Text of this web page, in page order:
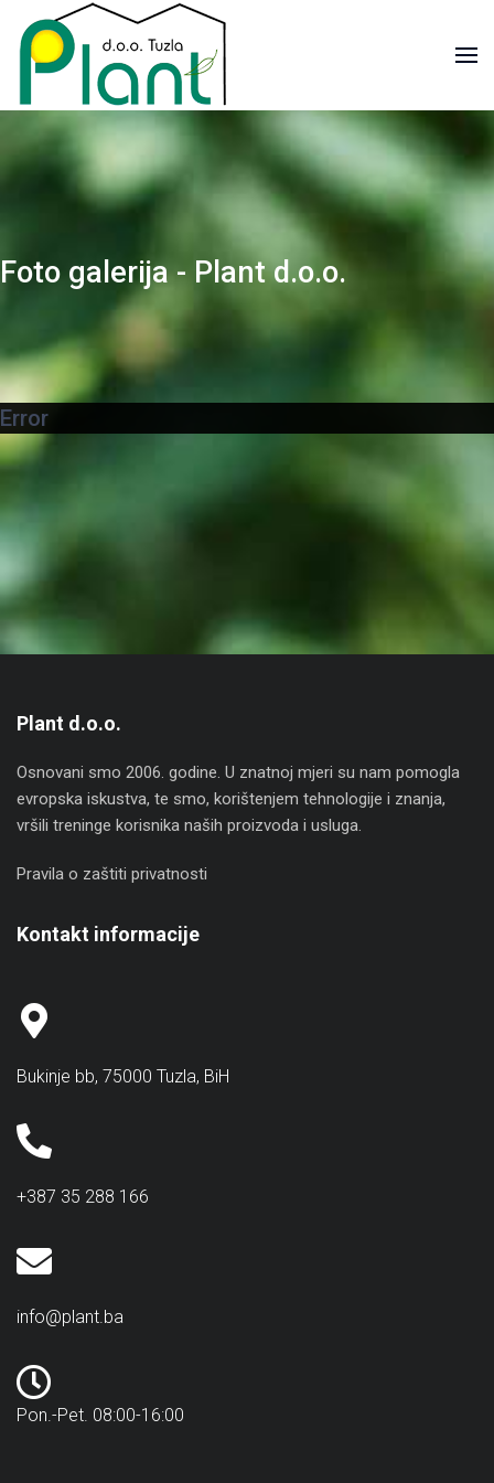
Foto galerija - Plant d.o.o.
Error
Plant d.o.o.
Osnovani smo 2006. godine. U znatnoj mjeri su nam pomogla
evropska iskustva, te smo, korištenjem tehnologije i znanja,
vršili treninge korisnika naših proizvoda i usluga.
Pravila o zaštiti privatnosti
Kontakt informacije
Bukinje bb, 75000 Tuzla, BiH
+387 35 288 166
info@plant.ba
Pon.-Pet. 08:00-16:00